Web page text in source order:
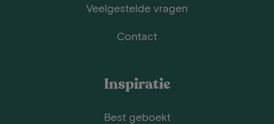
Veelgestelde vragen
Contact
Inspiratie
Best geboekt